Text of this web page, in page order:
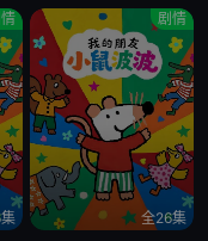
剧情
全26集